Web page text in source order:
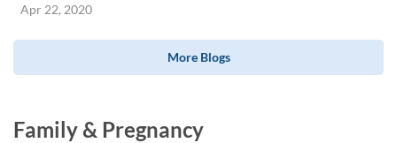
Apr 22, 2020
More Blogs
Family & Pregnancy